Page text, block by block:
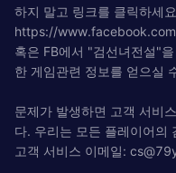
하지 말고 링크를 클릭하세
https://
혹은 FB에서 "검선녀전설"
한 게임관련 정보를 얻으실
문제가 발생하면 고객 서비
다. 우리는 모든 플레이어의
고객 서비스 이메일: